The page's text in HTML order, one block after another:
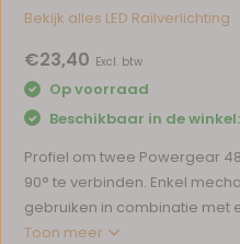
Bekijk alles LED Railverlichting
€23,40 Excl. btw
Op voorraad
Beschikbaar in de winkel:
Profiel om twee Powergear
90° te verbinden. Enkel
gebruiken in combinatie met
Toon meer